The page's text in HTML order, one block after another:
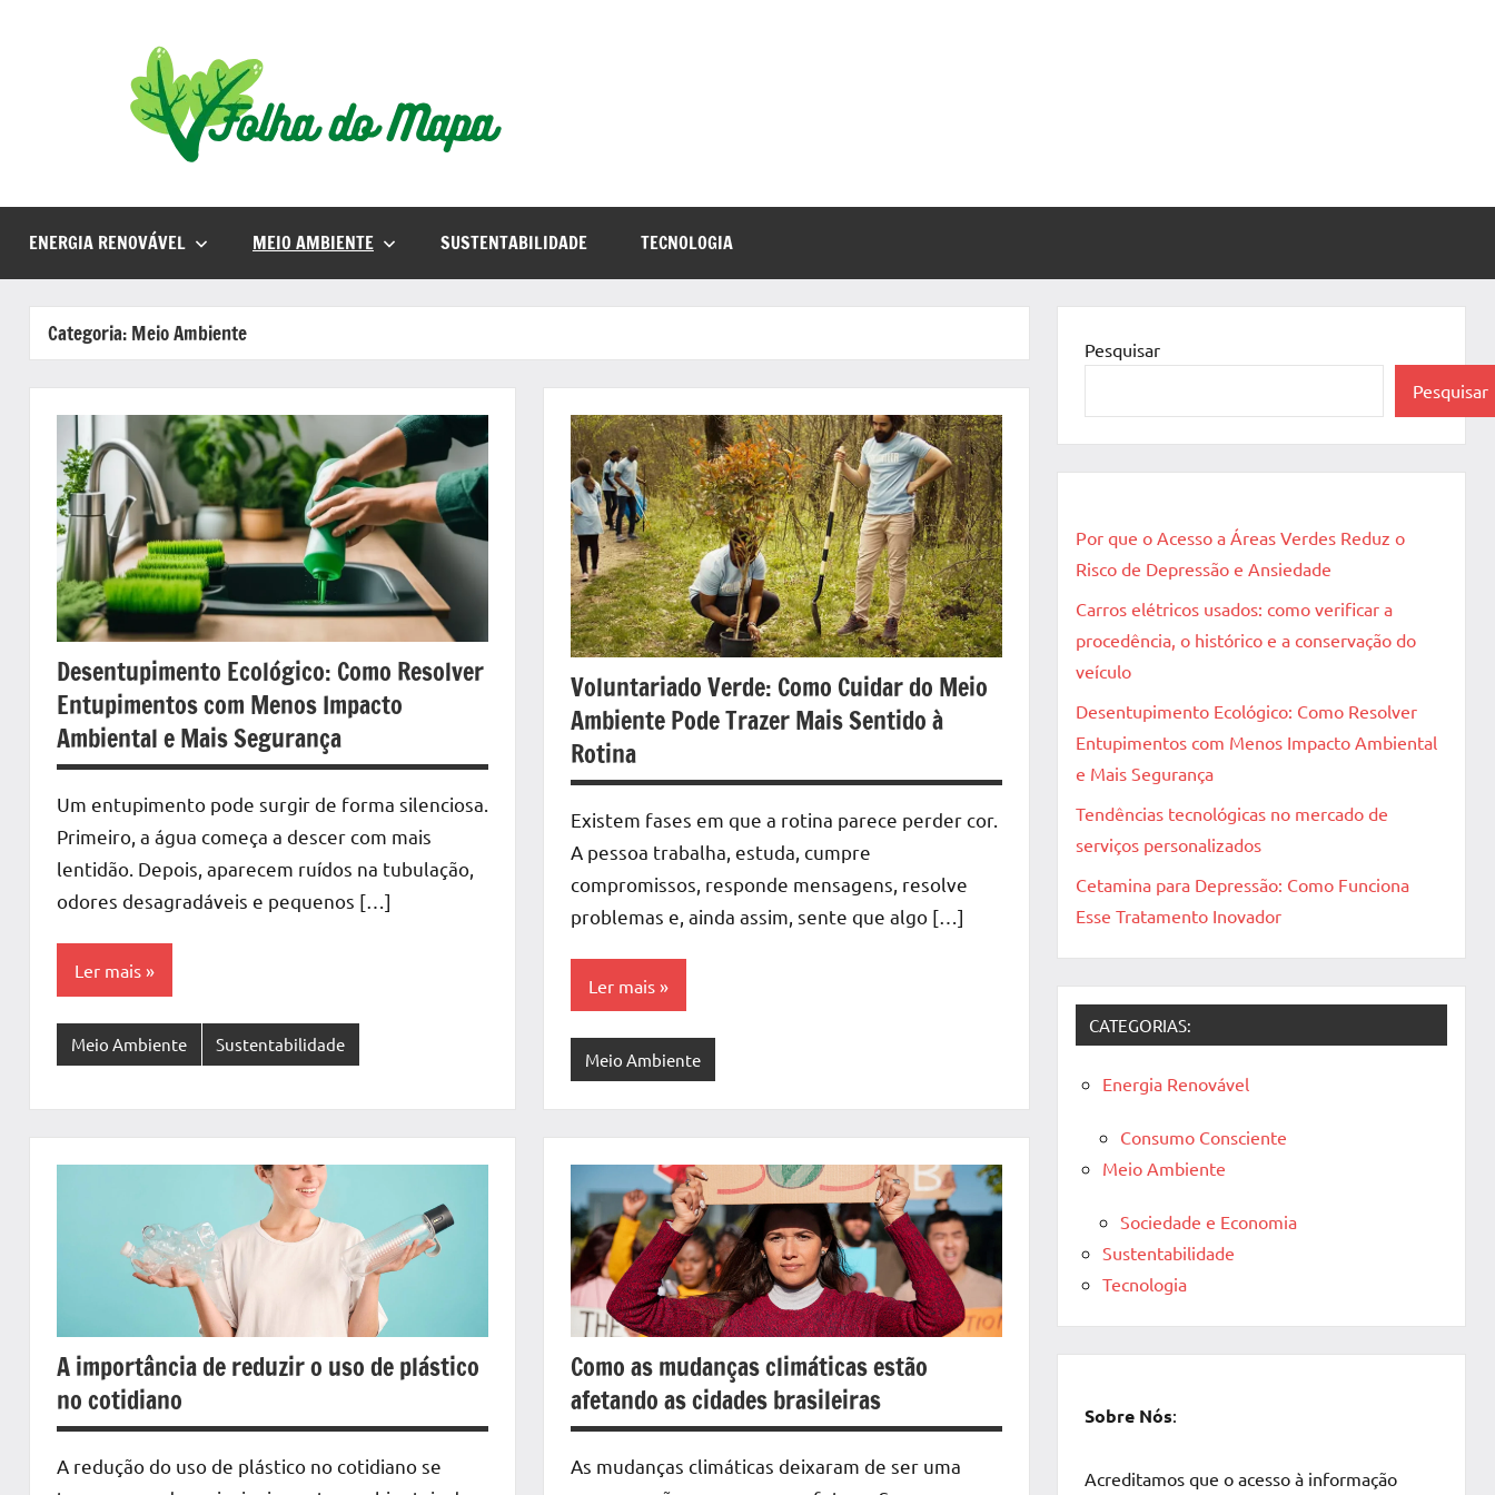
ENERGIA RENOVÁVEL MEIO AMBIENTE SUSTENTABILIDADE TECNOLOGIA
Categoria: Meio Ambiente
Desentupimento Ecológico: Como Resolver
Entupimentos com Menos Impacto
Ambiental e Mais Segurança
Um entupimento pode surgir de forma silenciosa.
Primeiro, a água começa a descer com mais
lentidão. Depois, aparecem ruídos na tubulação,
odores desagradáveis e pequenos […]
Ler mais
Meio Ambiente Sustentabilidade
Voluntariado Verde: Como Cuidar do Meio
Ambiente Pode Trazer Mais Sentido à
Rotina
Existem fases em que a rotina parece perder cor.
A pessoa trabalha, estuda, cumpre
compromissos, responde mensagens, resolve
problemas e, ainda assim, sente que algo […]
Ler mais
Meio Ambiente
A importância de reduzir o uso de plástico
no cotidiano
A redução do uso de plástico no cotidiano se
Como as mudanças climáticas estão
afetando as cidades brasileiras
As mudanças climáticas deixaram de ser uma
Pesquisar
Pesquisar
Por que o Acesso a Áreas Verdes Reduz o
Risco de Depressão e Ansiedade
Carros elétricos usados: como verificar a
procedência, o histórico e a conservação do
veículo
Desentupimento Ecológico: Como Resolver
Entupimentos com Menos Impacto Ambiental
e Mais Segurança
Tendências tecnológicas no mercado de
serviços personalizados
Cetamina para Depressão: Como Funciona
Esse Tratamento Inovador
CATEGORIAS:
Energia Renovável
Consumo Consciente
Meio Ambiente
Sociedade e Economia
Sustentabilidade
Tecnologia
Sobre Nós:
Acreditamos que o acesso à informação